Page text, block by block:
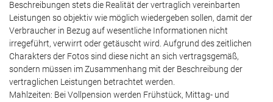
Beschreibungen stets die Realität der vertraglich vereinbarten
Leistungen so objektiv wie möglich wiedergeben sollen, damit der
Verbraucher in Bezug auf wesentliche Informationen nicht
irregeführt, verwirrt oder getäuscht wird. Aufgrund des zeitlichen
Charakters der Fotos sind diese nicht an sich vertragsgemäß,
sondern müssen im Zusammenhang mit der Beschreibung der
vertraglichen Leistungen betrachtet werden.
Mahlzeiten: Bei Vollpension werden Frühstück, Mittag- und